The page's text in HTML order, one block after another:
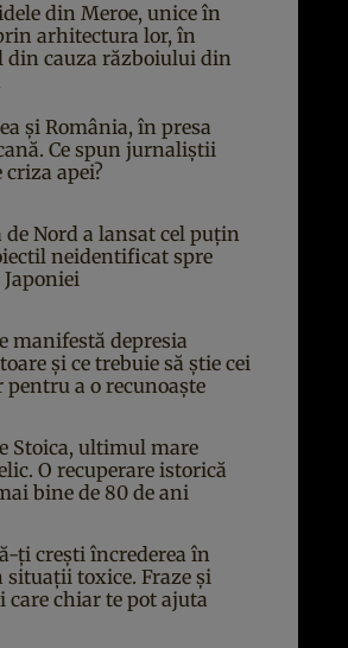
din Meroe, unice în
arhitectura lor, în
din cauza războiului din
și România, în presa
Ce spun jurnaliștii
criza apei?
de Nord a lansat cel puțin
neidentificat spre
manifestă depresia
și ce trebuie să știe cei
a o recunoaște
Stoica, ultimul mare
O recuperare istorică
bine de 80 de ani
ți crești încrederea în
situații toxice. Fraze și
care chiar te pot ajuta